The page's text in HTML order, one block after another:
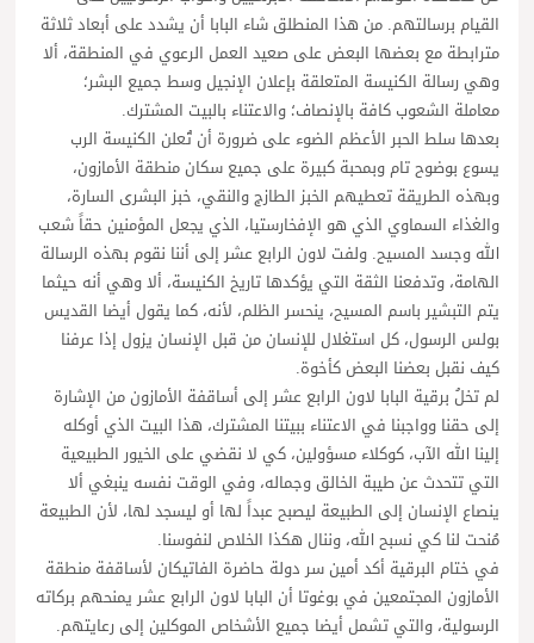
القيام برسالتهم. من هذا المنطلق شاء البابا أن يشدد على أبعاد ثلاثة
مترابطة مع بعضها البعض على صعيد العمل الرعوي في المنطقة، ألا
وهي رسالة الكنيسة المتعلقة بإعلان الإنجيل وسط جميع البشر؛
معاملة الشعوب كافة بالإنصاف؛ والاعتناء بالبيت المشترك.
بعدها سلط الحبر الأعظم الضوء على ضرورة أن تُعلن الكنيسة الرب
يسوع بوضوح تام وبمحبة كبيرة على جميع سكان منطقة الأمازون،
وبهذه الطريقة تعطيهم الخبز الطازج والنقي، خبز البشرى السارة،
والغذاء السماوي الذي هو الإفخارستيا، الذي يجعل المؤمنين حقاً شعب
الله وجسد المسيح. ولفت لاون الرابع عشر إلى أننا نقوم بهذه الرسالة
الهامة، وتدفعنا الثقة التي يؤكدها تاريخ الكنيسة، ألا وهي أنه حيثما
يتم التبشير باسم المسيح، ينحسر الظلم، لأنه، كما يقول أيضا القديس
بولس الرسول، كل استغلال للإنسان من قبل الإنسان يزول إذا عرفنا
كيف نقبل بعضنا البعض كأخوة.
لم تخلُ برقية البابا لاون الرابع عشر إلى أساقفة الأمازون من الإشارة
إلى حقنا وواجبنا في الاعتناء ببيتنا المشترك، هذا البيت الذي أوكله
إلينا الله الآب، كوكلاء مسؤولين، كي لا نقضي على الخيور الطبيعية
التي تتحدث عن طيبة الخالق وجماله، وفي الوقت نفسه ينبغي ألا
ينصاع الإنسان إلى الطبيعة ليصبح عبداً لها أو ليسجد لها، لأن الطبيعة
مُنحت لنا كي نسبح الله، وننال هكذا الخلاص لنفوسنا.
في ختام البرقية أكد أمين سر دولة حاضرة الفاتيكان لأساقفة منطقة
الأمازون المجتمعين في بوغوتا أن البابا لاون الرابع عشر يمنحهم بركاته
الرسولية، والتي تشمل أيضا جميع الأشخاص الموكلين إلى رعايتهم.